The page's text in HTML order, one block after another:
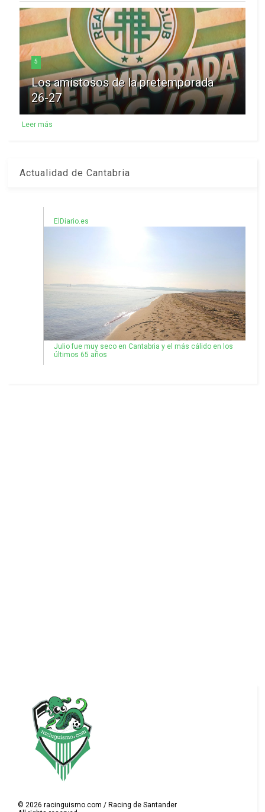
5
Los amistosos de la pretemporada
26-27
Leer más
Actualidad de Cantabria
ElDiario.es
Julio fue muy seco en Cantabria y el más cálido en los
últimos 65 años
© 2026 racinguismo.com / Racing de Santander